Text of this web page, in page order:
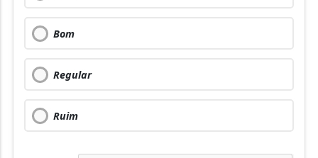
Bom
Regular
Ruim